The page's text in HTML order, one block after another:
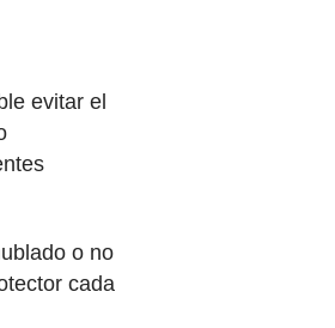
evitar el
o no
cada